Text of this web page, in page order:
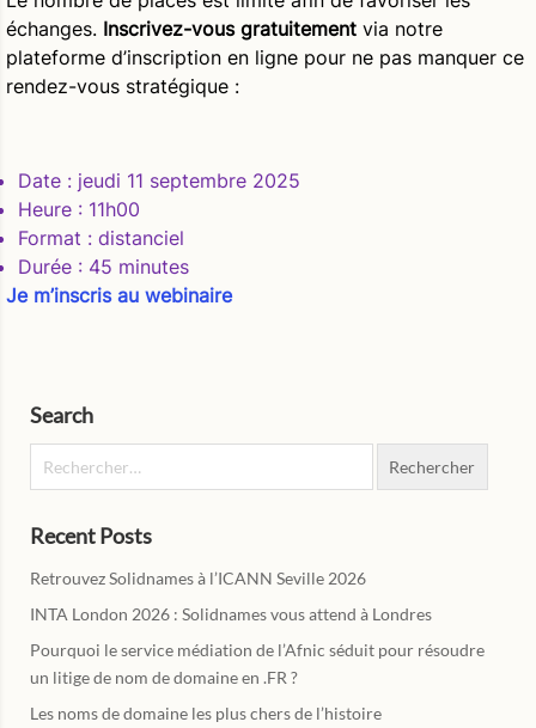
échanges. Inscrivez-vous gratuitement via notre
plateforme d’inscription en ligne pour ne pas manquer ce
rendez-vous stratégique :
Date : jeudi 11 septembre 2025
Heure : 11h00
Format : distanciel
Durée : 45 minutes
Je m’inscris au webinaire
Search
Recent Posts
Retrouvez Solidnames à l’ICANN Seville 2026
INTA London 2026 : Solidnames vous attend à Londres
Pourquoi le service médiation de l’Afnic séduit pour résoudre
un litige de nom de domaine en .FR ?
Les noms de domaine les plus chers de l’histoire